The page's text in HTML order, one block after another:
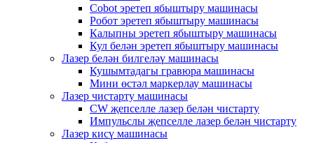
Cobot эретеп ябыштыру машинасы
Робот эретеп ябыштыру машинасы
Калыпны эретеп ябыштыру машинасы
Кул белән эретеп ябыштыру машинасы
Лазер белән билгеләү машинасы
Кушымтадагы гравюра машинасы
Мини өстәл маркерлау машинасы
Лазер чистарту машинасы
CW җепселле лазер белән чистарту
Импульслы җепселле лазер белән чистарту
Лазер кисү машинасы